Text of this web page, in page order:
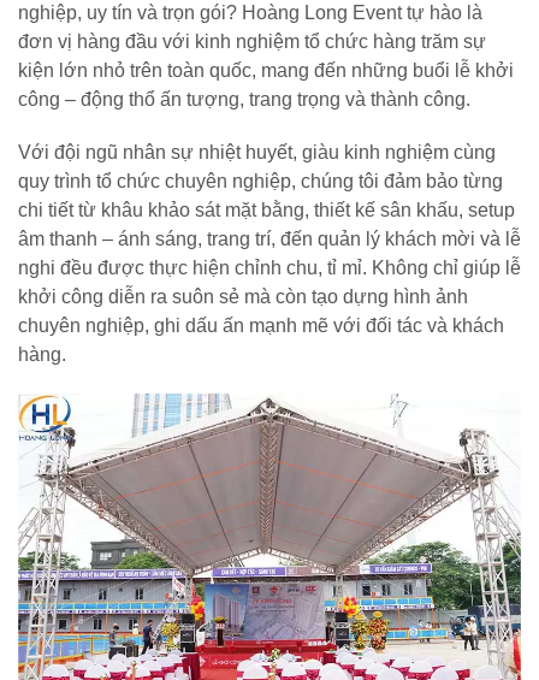
nghiệp, uy tín và trọn gói? Hoàng Long Event tự hào là
đơn vị hàng đầu với kinh nghiệm tổ chức hàng trăm sự
kiện lớn nhỏ trên toàn quốc, mang đến những buổi lễ khởi
công – động thổ ấn tượng, trang trọng và thành công.
Với đội ngũ nhân sự nhiệt huyết, giàu kinh nghiệm cùng
quy trình tổ chức chuyên nghiệp, chúng tôi đảm bảo từng
chi tiết từ khâu khảo sát mặt bằng, thiết kế sân khấu, setup
âm thanh – ánh sáng, trang trí, đến quản lý khách mời và lễ
nghi đều được thực hiện chỉnh chu, tỉ mỉ. Không chỉ giúp lễ
khởi công diễn ra suôn sẻ mà còn tạo dựng hình ảnh
chuyên nghiệp, ghi dấu ấn mạnh mẽ với đối tác và khách
hàng.